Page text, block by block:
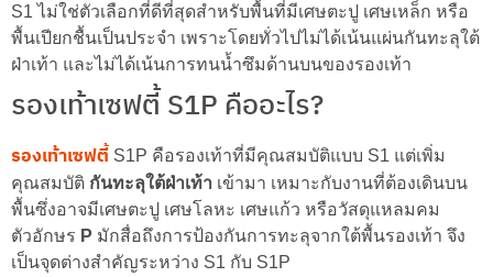
S1 ไม่ใช่ตัวเลือกที่ดีที่สุดสำหรับพื้นที่มีเศษตะปู เศษเหล็ก หรือ
พื้นเปียกชื้นเป็นประจำ เพราะโดยทั่วไปไม่ได้เน้นแผ่นกันทะลุใต้
ฝ่าเท้า และไม่ได้เน้นการทนน้ำซึมด้านบนของรองเท้า
รองเท้าเซฟตี้ S1P คืออะไร?
รองเท้าเซฟตี้ S1P คือรองเท้าที่มีคุณสมบัติแบบ S1 แต่เพิ่ม
คุณสมบัติ กันทะลุใต้ฝ่าเท้า เข้ามา เหมาะกับงานที่ต้องเดินบน
พื้นซึ่งอาจมีเศษตะปู เศษโลหะ เศษแก้ว หรือวัสดุแหลมคม
ตัวอักษร P มักสื่อถึงการป้องกันการทะลุจากใต้พื้นรองเท้า จึง
เป็นจุดต่างสำคัญระหว่าง S1 กับ S1P